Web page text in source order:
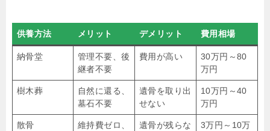
供養方法 メリット デメリット 費用相場
納骨堂
管理不要、後
継者不要
費用が高い
30万円～80
万円
樹木葬
自然に還る、
墓石不要
遺骨を取り出
せない
10万円～40
万円
散骨
維持費ゼロ、
遺骨が残らな
3万円～10万